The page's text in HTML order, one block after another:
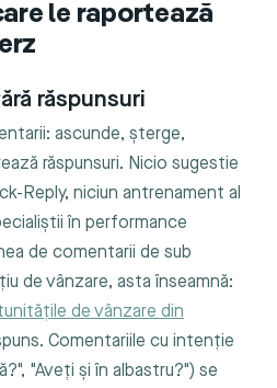
le raportează
răspunsuri
ascunde, șterge,
răspunsuri. Nicio sugestie
Reply, niciun antrenament al
în performance
de comentarii de sub
de vânzare, asta înseamnă:
de vânzare din
Comentariile cu intenție
"Aveți și în albastru?") se